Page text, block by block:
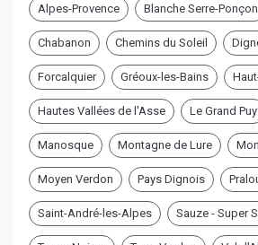
Alpes-Provence Blanche Serre-Ponçon
Chabanon Chemins du Soleil
Forcalquier Gréoux-les-Bains
Hautes Vallées de l'Asse Le Grand Puy
Manosque Montagne de Lure
Moyen Verdon Pays Dignois
Saint-André-les-Alpes Sauze - Super